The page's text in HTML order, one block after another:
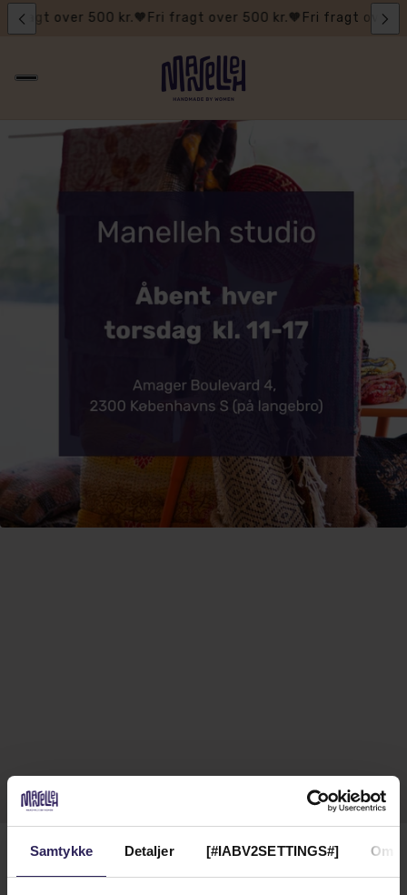
Samtykke Detaljer [#IABV2SETTINGS#] Om
fragt over 500 kr.🧡Fri fragt over 500 kr.🧡Fri fragt over
Amager Boulevard 4